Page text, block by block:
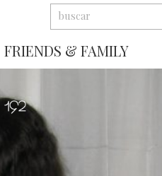
FRIENDS & FAMILY